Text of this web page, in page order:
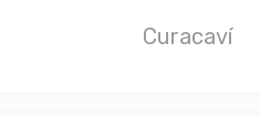
Curacaví